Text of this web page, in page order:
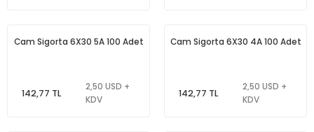
Cam Sigorta 6X30 5A 100 Adet
142,77 TL
2,50 USD +
KDV
Cam Sigorta 6X30 4A 100 Adet
142,77 TL
2,50 USD +
KDV